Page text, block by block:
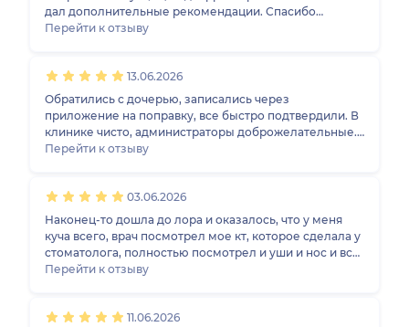
дал дополнительные рекомендации. Спасибо
большое будем обращаться снова если возникнут
Перейти к отзыву
13.06.2026
Обратились с дочерью, записались через
приложение на поправку, все быстро подтвердили. В
клинике чисто, администраторы доброжелательные.
Доктор принял нас вовремя. Сразу нашел контакт с
отвечал на все мои вопросы. Поставили диагноз,
назначили лечение, которое нам помогло. Спасибо
большое за помощь!
Перейти к отзыву
03.06.2026
Наконец-то дошла до лора и оказалось, что у меня
куча всего, врач посмотрел мое кт, которое сделала у
стоматолога, полностью посмотрел и уши и нос и все
объяснил. После антибиотиков, которые я сама
теперь жду второго приема, чтобы более детально
Перейти к отзыву
11.06.2026